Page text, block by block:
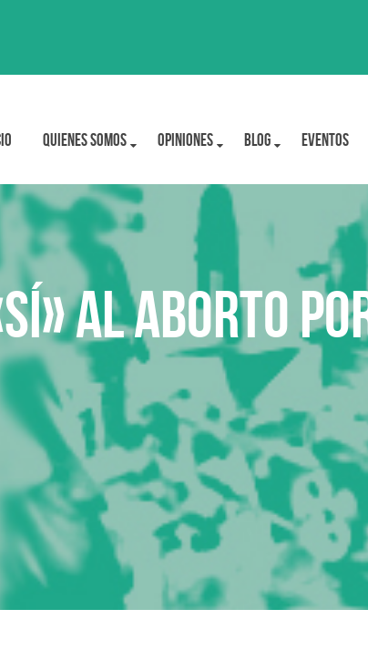
Quienes Somos OPINIONES BLOG Eventos
al aborto